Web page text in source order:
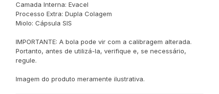
Camada Interna: Evacel
Processo Extra: Dupla Colagem
Miolo: Cápsula SIS
IMPORTANTE: A bola pode vir com a calibragem alterada.
Portanto, antes de utilizá-la, verifique e, se necessário,
regule.
Imagem do produto meramente ilustrativa.